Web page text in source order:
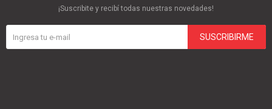
¡Suscribite y recibí todas nuestras novedades!
SUSCRIBIRME